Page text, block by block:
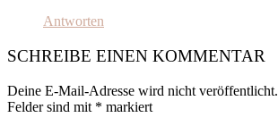
Antworten
SCHREIBE EINEN KOMMENTAR
Deine E-Mail-Adresse wird nicht veröffentlicht.
Felder sind mit * markiert